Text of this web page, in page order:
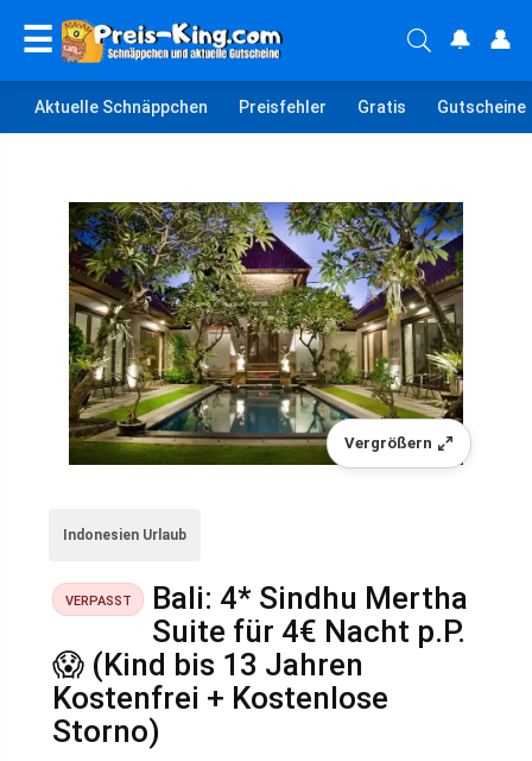
☰ 🔔 👤
Aktuelle Schnäppchen Preisfehler Gratis Gutscheine
Vergrößern
Indonesien Urlaub
VERPASST
Bali: 4* Sindhu Mertha
Suite für 4€ Nacht p.P.
😱 (Kind bis 13 Jahren
Kostenfrei + Kostenlose
Storno)